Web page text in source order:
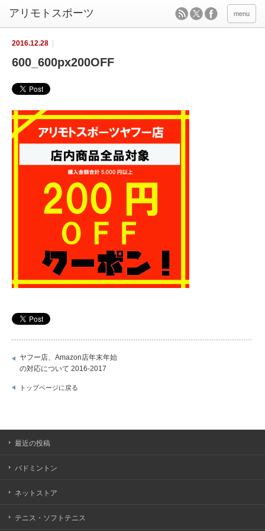
menu
2016.12.28
600_600px200OFF
ヤフー店、Amazon店年末年始
の対応について 2016-2017
トップページに戻る
最近の投稿
バドミントン
ネットストア
テニス・ソフトテニス